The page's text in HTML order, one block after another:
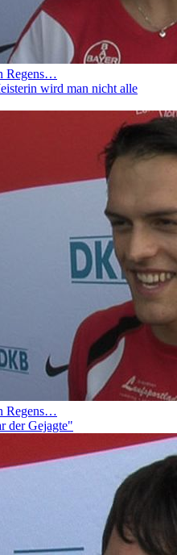
Regens…
wird man nicht alle
Regens…
der Gejagte"